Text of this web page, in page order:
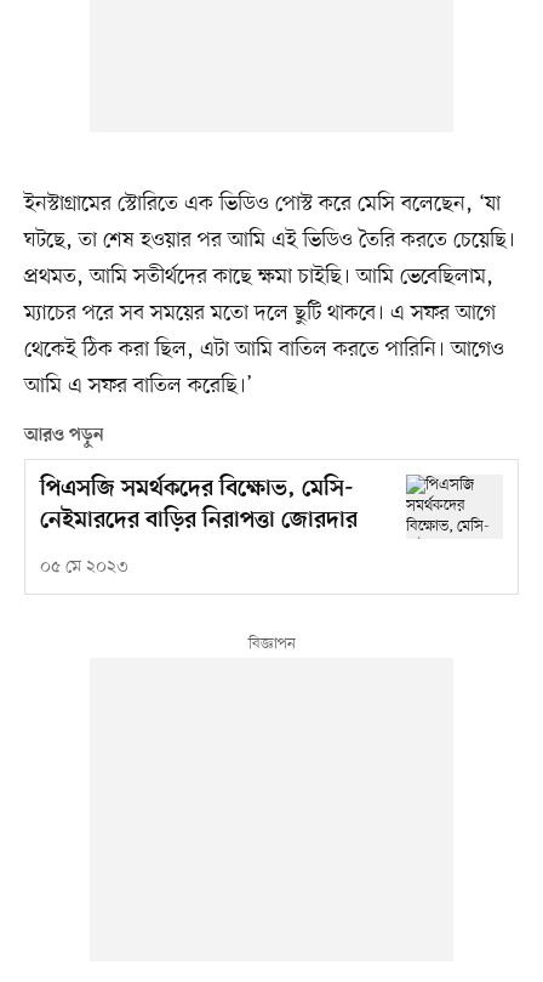
ইনস্টাগ্রামের স্টোরিতে এক ভিডিও পোস্ট করে মেসি বলেছেন, ‘যা
ঘটছে, তা শেষ হওয়ার পর আমি এই ভিডিও তৈরি করতে চেয়েছি।
প্রথমত, আমি সতীর্থদের কাছে ক্ষমা চাইছি। আমি ভেবেছিলাম,
ম্যাচের পরে সব সময়ের মতো দলে ছুটি থাকবে। এ সফর আগে
থেকেই ঠিক করা ছিল, এটা আমি বাতিল করতে পারিনি। আগেও
আমি এ সফর বাতিল করেছি।’
আরও পড়ুন
পিএসজি সমর্থকদের বিক্ষোভ, মেসি-
নেইমারদের বাড়ির নিরাপত্তা জোরদার
০৫ মে ২০২৩